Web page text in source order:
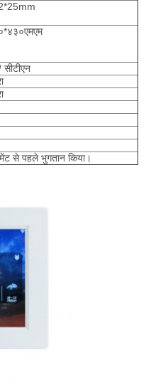
सीटीएन
से पहले भुगतान किया।